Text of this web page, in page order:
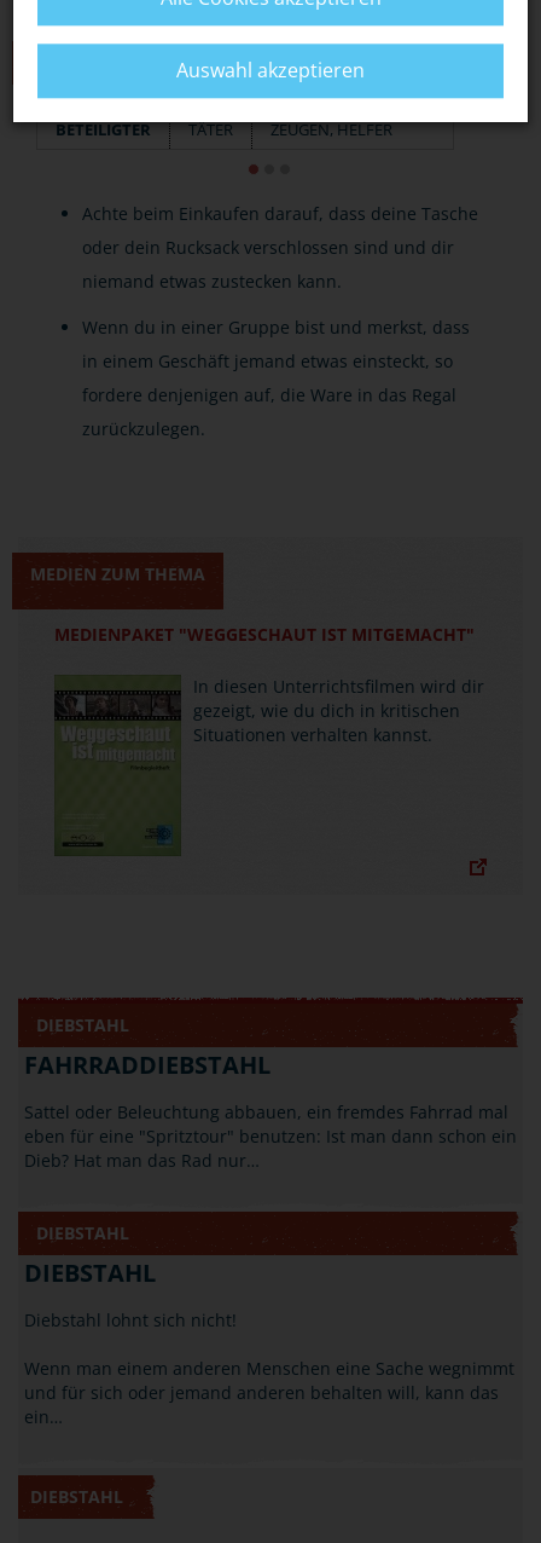
BETEILIGTER TÄTER ZEUGEN, HELFER
Achte beim Einkaufen darauf, dass deine Tasche
oder dein Rucksack verschlossen sind und dir
niemand etwas zustecken kann.
Wenn du in einer Gruppe bist und merkst, dass
in einem Geschäft jemand etwas einsteckt, so
fordere denjenigen auf, die Ware in das Regal
zurückzulegen.
MEDIEN ZUM THEMA
MEDIENPAKET "WEGGESCHAUT IST MITGEMACHT"
In diesen Unterrichtsfilmen wird dir
gezeigt, wie du dich in kritischen
Situationen verhalten kannst.
DIEBSTAHL
FAHRRADDIEBSTAHL
Sattel oder Beleuchtung abbauen, ein fremdes Fahrrad mal
eben für eine "Spritztour" benutzen: Ist man dann schon ein
Dieb? Hat man das Rad nur…
DIEBSTAHL
DIEBSTAHL
Diebstahl lohnt sich nicht!
Wenn man einem anderen Menschen eine Sache wegnimmt
und für sich oder jemand anderen behalten will, kann das
ein…
DIEBSTAHL
Auswahl akzeptieren